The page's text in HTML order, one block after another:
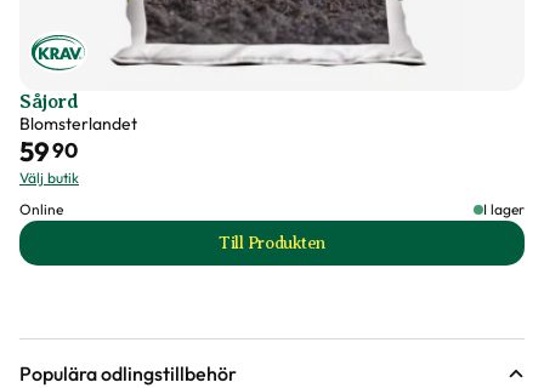
Såjord
Blomsterlandet
5990
Välj butik
Online
I lager
Till Produkten
till Såjord produktsida
Populära odlingstillbehör